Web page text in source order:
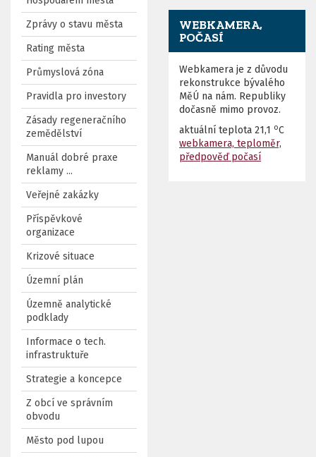
Zprávy o stavu města
Rating města
Průmyslová zóna
Pravidla pro investory
Zásady regeneračního
zemědělství
Manuál dobré praxe
reklamy ...
Veřejné zakázky
Příspěvkové
organizace
Krizové situace
Územní plán
Územně analytické
podklady
Informace o tech.
infrastruktuře
Strategie a koncepce
Z obcí ve správním
obvodu
Město pod lupou
WEBKAMERA,
POČASÍ
Webkamera je z důvodu
rekonstrukce bývalého
MěÚ na nám. Republiky
dočasně mimo provoz.
aktuální teplota 21,1 oC
webkamera, teploměr,
předpověď počasí